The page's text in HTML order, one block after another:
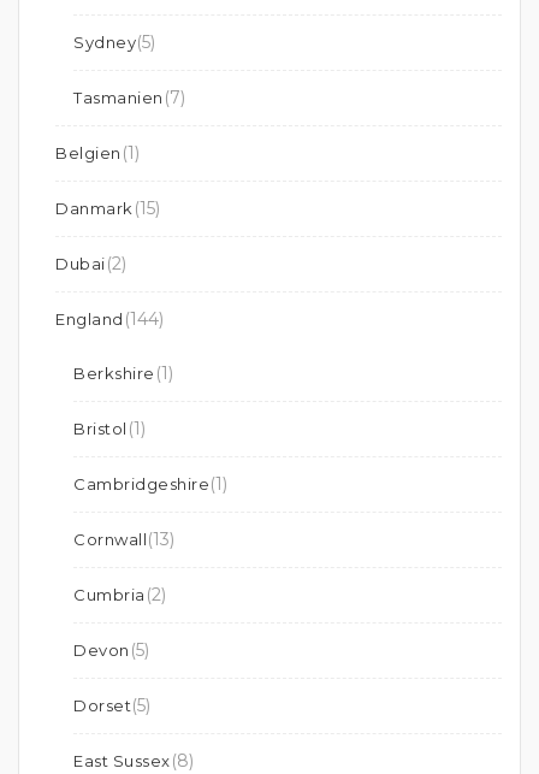
Sydney(5)
Tasmanien (7)
Belgien (1)
Danmark (15)
Dubai(2)
England (144)
Berkshire (1)
Bristol (1)
Cambridgeshire(1)
Cornwall(13)
Cumbria (2)
Devon (5)
Dorset(5)
East Sussex(8)